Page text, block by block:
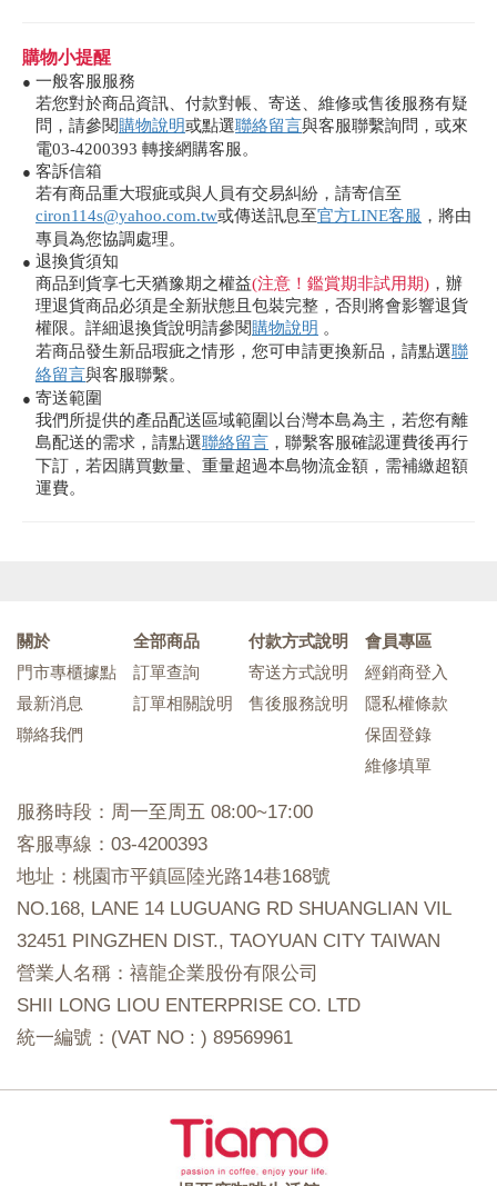
購物小提醒
● 一般客服服務
若您對於商品資訊、付款對帳、寄送、維修或售後服務有疑
問，請參閱購物說明或點選聯絡留言與客服聯繫詢問，或來
電03-4200393 轉接網購客服。
● 客訴信箱
若有商品重大瑕疵或與人員有交易糾紛，請寄信至
ciron114s@yahoo.com.tw或傳送訊息至官方LINE客服 ，將由
專員為您協調處理。
● 退換貨須知
商品到貨享七天猶豫期之權益(注意！鑑賞期非試用期) ，辦
理退貨商品必須是全新狀態且包裝完整，否則將會影響退貨
權限。詳細退換貨說明請參閱購物說明 。
若商品發生新品瑕疵之情形，您可申請更換新品，請點選聯
絡留言與客服聯繫。
● 寄送範圍
我們所提供的產品配送區域範圍以台灣本島為主，若您有離
島配送的需求，請點選聯絡留言 ，聯繫客服確認運費後再行
下訂，若因購買數量、重量超過本島物流金額，需補繳超額
運費。
關於
門市專櫃據點
最新消息
聯絡我們
全部商品
訂單查詢
訂單相關說明
付款方式說明
寄送方式說明
售後服務說明
會員專區
經銷商登入
隱私權條款
保固登錄
維修填單
服務時段：周一至周五 08:00~17:00
客服專線：03-4200393
地址：桃園市平鎮區陸光路14巷168號
NO.168, LANE 14 LUGUANG RD SHUANGLIAN VIL
32451 PINGZHEN DIST., TAOYUAN CITY TAIWAN
營業人名稱：禧龍企業股份有限公司
SHII LONG LIOU ENTERPRISE CO. LTD
統一編號：(VAT NO : ) 89569961